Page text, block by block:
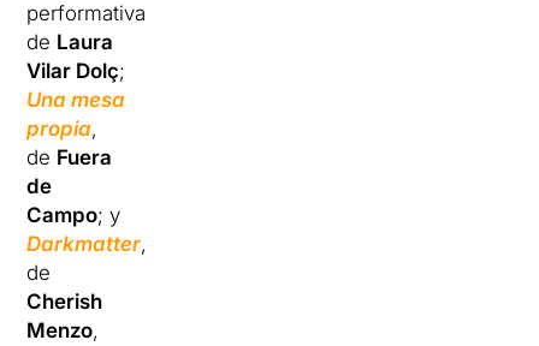
performativa
de Laura
Vilar Dolç;
Una mesa
propia,
de Fuera
de
Campo; y
Darkmatter,
de
Cherish
Menzo,